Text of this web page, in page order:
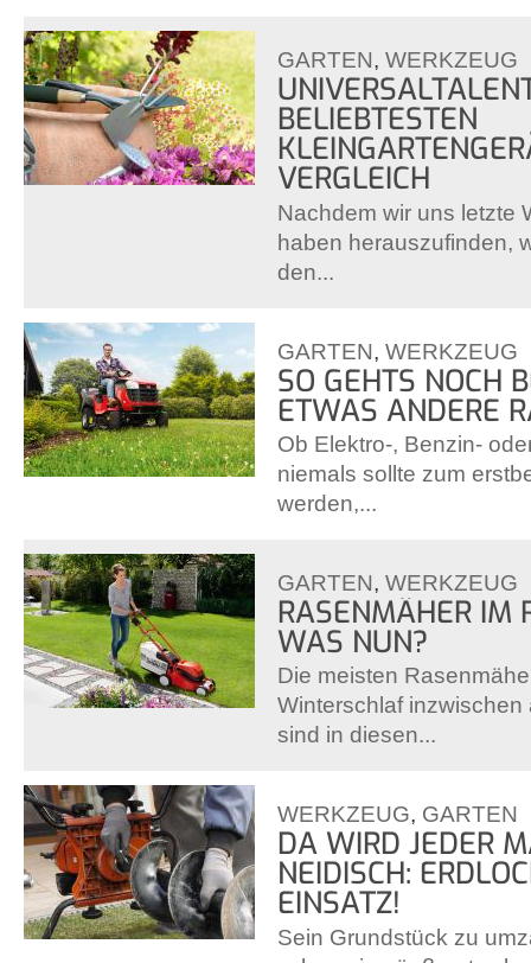
GARTEN, WERKZEUG
BELIEBTESTEN
VERGLEICH
Nachdem wir uns letzte
haben herauszufinden,
den...
GARTEN, WERKZEUG
SO GEHTS NOCH
ETWAS ANDERE
Ob Elektro-, Benzin-
niemals sollte zum
werden,...
GARTEN, WERKZEUG
RASENMÄHER IM
WAS NUN?
Die meisten
Winterschlaf
sind in diesen...
WERKZEUG, GARTEN
DA WIRD JEDER
NEIDISCH:
EINSATZ!
Sein Grundstück zu